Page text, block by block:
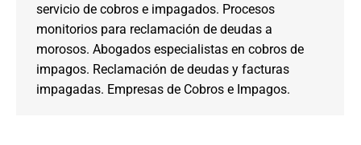
servicio de cobros e impagados. Procesos
monitorios para reclamación de deudas a
morosos. Abogados especialistas en cobros de
impagos. Reclamación de deudas y facturas
impagadas. Empresas de Cobros e Impagos.